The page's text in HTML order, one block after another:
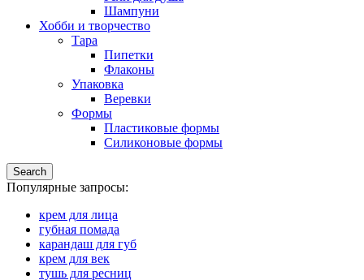
Шампуни
Хобби и творчество
Тара
Пипетки
Флаконы
Упаковка
Веревки
Формы
Пластиковые формы
Силиконовые формы
Search
Популярные запросы:
крем для лица
губная помада
карандаш для губ
крем для век
тушь для ресниц